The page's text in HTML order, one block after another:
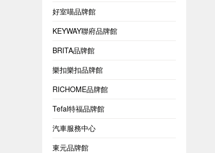
好室喵品牌館
KEYWAY聯府品牌館
BRITA品牌館
樂扣樂扣品牌館
RICHOME品牌館
Tefal特福品牌館
汽車服務中心
東元品牌館